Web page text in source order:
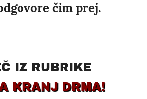
čim prej.
IZ RUBRIKE
KRANJ DRMA!